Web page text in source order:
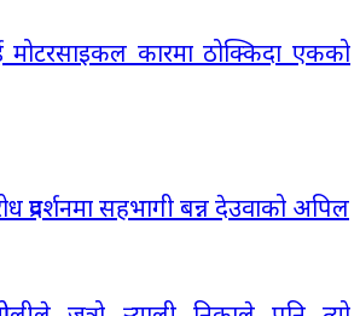
मोटरसाइकल कारमा ठोक्किदा एकको
प्रदर्शनमा सहभागी बन्न देउवाको अपिल